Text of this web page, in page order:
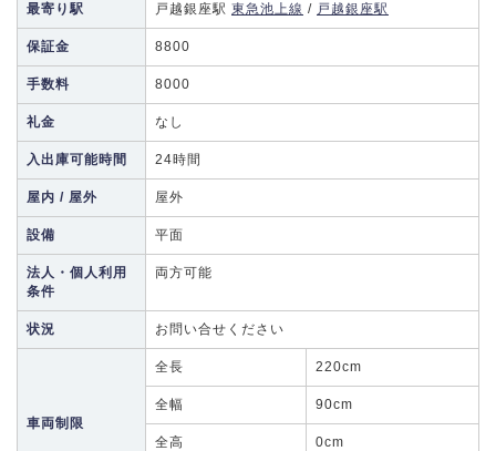
最寄り駅 戸越銀座駅 東急池上線 / 戸越銀座駅
保証金 8800
手数料 8000
礼金 なし
入出庫可能時間 24時間
屋内 / 屋外 屋外
設備 平面
法人・個人利用
条件
両方可能
状況 お問い合せください
車両制限
全長 220cm
全幅 90cm
全高 0cm